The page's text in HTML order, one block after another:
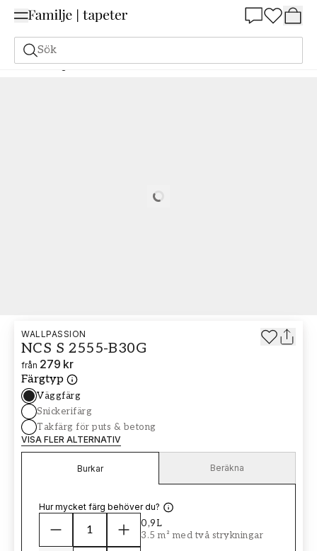
Sök
Målarfärg Beställ utifrån NCS Beställ utifrån NCS 2555-B30G
Loading…
WALLPASSION
NCS S 2555-B30G
från 279 kr
Färgtyp
Väggfärg
Snickerifärg
Takfärg för puts & betong
VISA FLER ALTERNATIV
Burkar Beräkna
Hur mycket färg behöver du?
0,9L
3.5 m² med två strykningar